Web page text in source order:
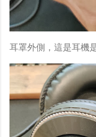
耳罩外側，這是耳機